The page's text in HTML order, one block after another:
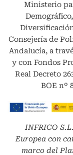
Ministerio
Consejería de
Andalucía, a
y con Fondos
Real Decreto
BOE nº
INFRICO S.L.
Europea con
marco del